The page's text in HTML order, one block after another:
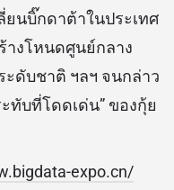
ยนบิ๊กดาต้าในประเทศ
างโหนดศูนย์กลาง
ะดับชาติ ฯลฯ จนกล่าว
ทับที่โดดเด่น” ของกุ้ย
expo.cn/